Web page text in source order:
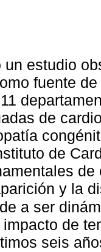
estudio
fuente
de
de
y la
a ser
de
seis